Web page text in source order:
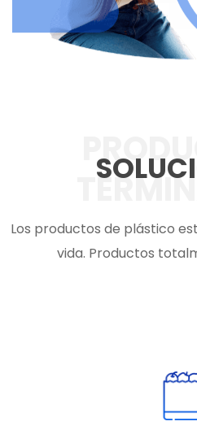
Los productos de plástico
vida. Productos